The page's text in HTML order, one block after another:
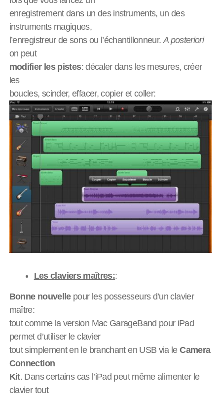
enregistrement dans un des instruments, un des
instruments magiques,
l’enregistreur de sons ou l’échantillonneur.A posteriori
on peut
modifier les pistes: décaler dans les mesures, créer
les
boucles, scinder, effacer, copier et coller:
Les claviers maîtres::
Bonne nouvellepour les possesseurs d’un clavier
maître:
tout comme la version Mac GarageBand pour iPad
permet d’utiliser le clavier
tout simplement en le branchant en USB via leCamera
Connection
Kit. Dans certains cas l’iPad peut même alimenter le
clavier tout